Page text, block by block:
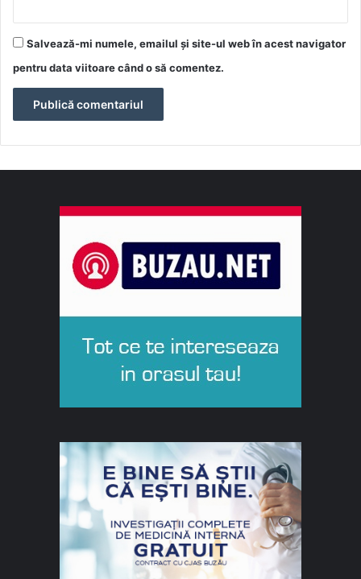
Salvează-mi numele, emailul și site-ul web în acest navigator
pentru data viitoare când o să comentez.